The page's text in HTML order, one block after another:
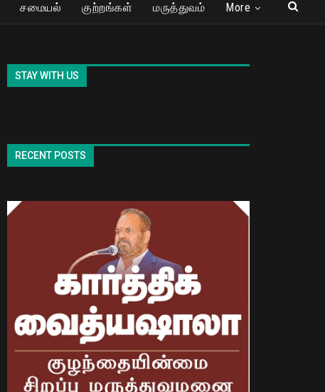
சமையல் குற்றங்கள் மருத்துவம் More
STAY WITH US
RECENT POSTS